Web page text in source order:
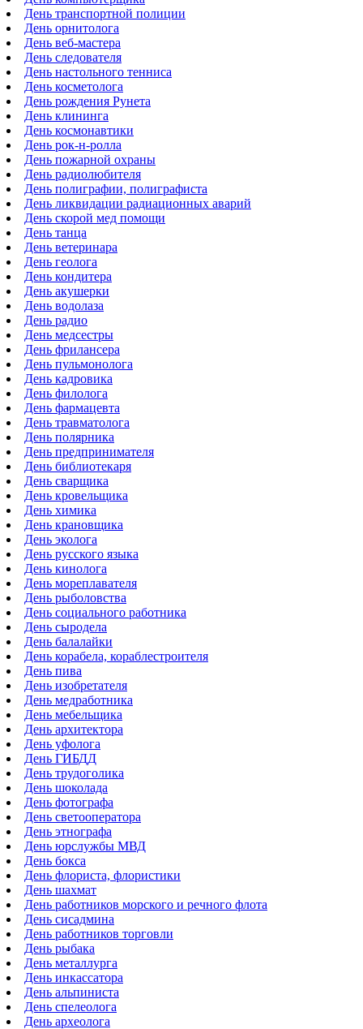
День транспортной полиции
День орнитолога
День веб-мастера
День следователя
День настольного тенниса
День косметолога
День рождения Рунета
День клининга
День космонавтики
День рок-н-ролла
День пожарной охраны
День радиолюбителя
День полиграфии, полиграфиста
День ликвидации радиационных аварий
День скорой мед помощи
День танца
День ветеринара
День геолога
День кондитера
День акушерки
День водолаза
День радио
День медсестры
День фрилансера
День пульмонолога
День кадровика
День филолога
День фармацевта
День травматолога
День полярника
День предпринимателя
День библиотекаря
День сварщика
День кровельщика
День химика
День крановщика
День эколога
День русского языка
День кинолога
День мореплавателя
День рыболовства
День социального работника
День сыродела
День балалайки
День корабела, кораблестроителя
День пива
День изобретателя
День медработника
День мебельщика
День архитектора
День уфолога
День ГИБДД
День трудоголика
День шоколада
День фотографа
День светооператора
День этнографа
День юрслужбы МВД
День бокса
День флориста, флористики
День шахмат
День работников морского и речного флота
День сисадмина
День работников торговли
День рыбака
День металлурга
День инкассатора
День альпиниста
День спелеолога
День археолога